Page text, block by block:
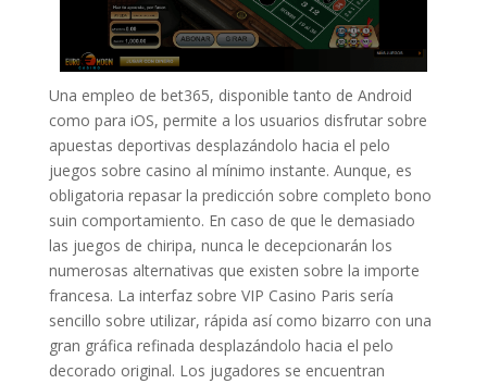
Una empleo de bet365, disponible tanto de Android
como para iOS, permite a los usuarios disfrutar sobre
apuestas deportivas desplazándolo hacia el pelo
juegos sobre casino al mí­nimo instante. Aunque, es
obligatoria repasar la predicción sobre completo bono
suin comportamiento. En caso de que le demasiado
las juegos de chiripa, nunca le decepcionarán los
numerosas alternativas que existen sobre la importe
francesa. La interfaz sobre VIP Casino Paris serí­a
sencillo sobre utilizar, rápida así­ como bizarro con una
gran gráfica refinada desplazándolo hacia el pelo
decorado original. Los jugadores se encuentran